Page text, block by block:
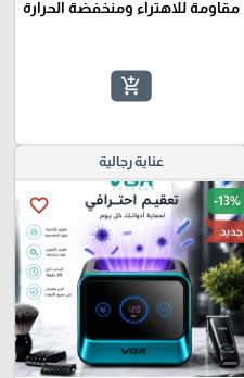
مقاومة للاهتراء ومنخفضة الحرارة
add_shopping_cart
عناية رجالية
favorite_border -13%
جديد